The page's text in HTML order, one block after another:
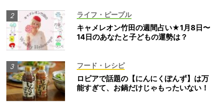
ライフ・ピープル
キャメレオン竹田の週間占い★1月8日〜
14日のあなたと子どもの運勢は？
フード・レシピ
ロピアで話題の【にんにくぽんず】は万
能すぎて、お鍋だけじゃもったいない！